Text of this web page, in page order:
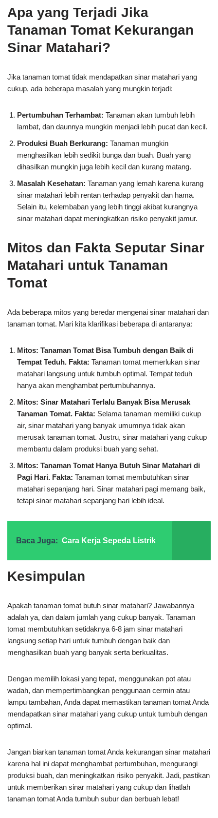
Apa yang Terjadi Jika
Tanaman Tomat Kekurangan
Sinar Matahari?
Jika tanaman tomat tidak mendapatkan sinar matahari yang
cukup, ada beberapa masalah yang mungkin terjadi:
Pertumbuhan Terhambat: Tanaman akan tumbuh lebih
lambat, dan daunnya mungkin menjadi lebih pucat dan kecil.
Produksi Buah Berkurang: Tanaman mungkin
menghasilkan lebih sedikit bunga dan buah. Buah yang
dihasilkan mungkin juga lebih kecil dan kurang matang.
Masalah Kesehatan: Tanaman yang lemah karena kurang
sinar matahari lebih rentan terhadap penyakit dan hama.
Selain itu, kelembaban yang lebih tinggi akibat kurangnya
sinar matahari dapat meningkatkan risiko penyakit jamur.
Mitos dan Fakta Seputar Sinar
Matahari untuk Tanaman
Tomat
Ada beberapa mitos yang beredar mengenai sinar matahari dan
tanaman tomat. Mari kita klarifikasi beberapa di antaranya:
Mitos: Tanaman Tomat Bisa Tumbuh dengan Baik di
Tempat Teduh. Fakta: Tanaman tomat memerlukan sinar
matahari langsung untuk tumbuh optimal. Tempat teduh
hanya akan menghambat pertumbuhannya.
Mitos: Sinar Matahari Terlalu Banyak Bisa Merusak
Tanaman Tomat. Fakta: Selama tanaman memiliki cukup
air, sinar matahari yang banyak umumnya tidak akan
merusak tanaman tomat. Justru, sinar matahari yang cukup
membantu dalam produksi buah yang sehat.
Mitos: Tanaman Tomat Hanya Butuh Sinar Matahari di
Pagi Hari. Fakta: Tanaman tomat membutuhkan sinar
matahari sepanjang hari. Sinar matahari pagi memang baik,
tetapi sinar matahari sepanjang hari lebih ideal.
Baca Juga: Cara Kerja Sepeda Listrik
Kesimpulan
Apakah tanaman tomat butuh sinar matahari? Jawabannya
adalah ya, dan dalam jumlah yang cukup banyak. Tanaman
tomat membutuhkan setidaknya 6-8 jam sinar matahari
langsung setiap hari untuk tumbuh dengan baik dan
menghasilkan buah yang banyak serta berkualitas.
Dengan memilih lokasi yang tepat, menggunakan pot atau
wadah, dan mempertimbangkan penggunaan cermin atau
lampu tambahan, Anda dapat memastikan tanaman tomat Anda
mendapatkan sinar matahari yang cukup untuk tumbuh dengan
optimal.
Jangan biarkan tanaman tomat Anda kekurangan sinar matahari
karena hal ini dapat menghambat pertumbuhan, mengurangi
produksi buah, dan meningkatkan risiko penyakit. Jadi, pastikan
untuk memberikan sinar matahari yang cukup dan lihatlah
tanaman tomat Anda tumbuh subur dan berbuah lebat!